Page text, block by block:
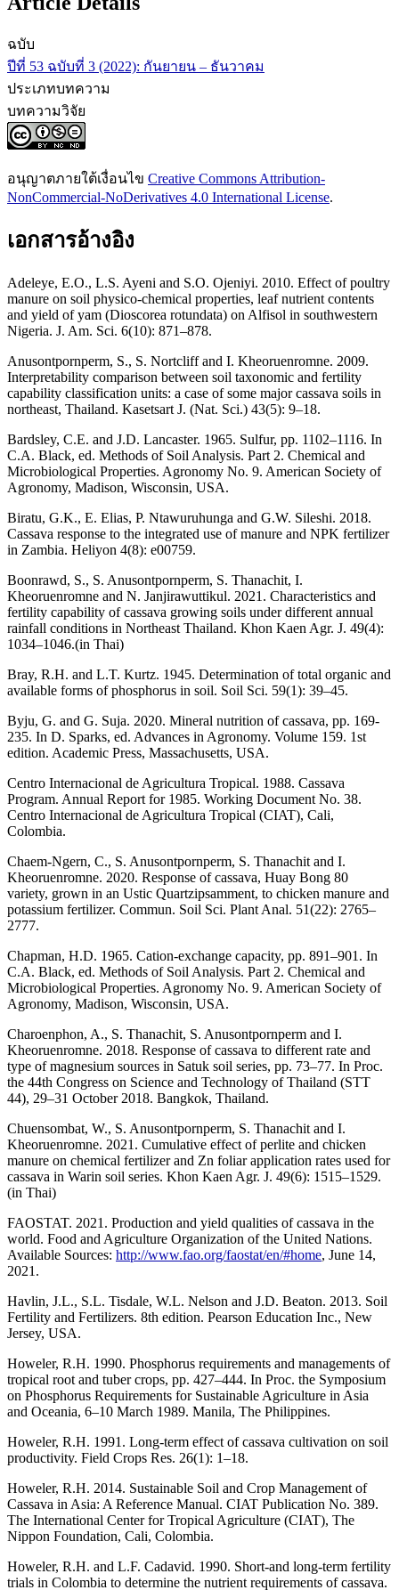
ฉบับ
ปีที่ 53 ฉบับที่ 3 (2022): กันยายน – ธันวาคม
ประเภทบทความ
บทความวิจัย
อนุญาตภายใต้เงื่อนไข Creative Commons Attribution-
NonCommercial-NoDerivatives 4.0 International License.
เอกสารอ้างอิง
Adeleye, E.O., L.S. Ayeni and S.O. Ojeniyi. 2010. Effect of poultry
manure on soil physico-chemical properties, leaf nutrient contents
and yield of yam (Dioscorea rotundata) on Alfisol in southwestern
Nigeria. J. Am. Sci. 6(10): 871–878.
Anusontpornperm, S., S. Nortcliff and I. Kheoruenromne. 2009.
Interpretability comparison between soil taxonomic and fertility
capability classification units: a case of some major cassava soils in
northeast, Thailand. Kasetsart J. (Nat. Sci.) 43(5): 9–18.
Bardsley, C.E. and J.D. Lancaster. 1965. Sulfur, pp. 1102–1116. In
C.A. Black, ed. Methods of Soil Analysis. Part 2. Chemical and
Microbiological Properties. Agronomy No. 9. American Society of
Agronomy, Madison, Wisconsin, USA.
Biratu, G.K., E. Elias, P. Ntawuruhunga and G.W. Sileshi. 2018.
Cassava response to the integrated use of manure and NPK fertilizer
in Zambia. Heliyon 4(8): e00759.
Boonrawd, S., S. Anusontpornperm, S. Thanachit, I.
Kheoruenromne and N. Janjirawuttikul. 2021. Characteristics and
fertility capability of cassava growing soils under different annual
rainfall conditions in Northeast Thailand. Khon Kaen Agr. J. 49(4):
1034–1046.(in Thai)
Bray, R.H. and L.T. Kurtz. 1945. Determination of total organic and
available forms of phosphorus in soil. Soil Sci. 59(1): 39–45.
Byju, G. and G. Suja. 2020. Mineral nutrition of cassava, pp. 169-
235. In D. Sparks, ed. Advances in Agronomy. Volume 159. 1st
edition. Academic Press, Massachusetts, USA.
Centro Internacional de Agricultura Tropical. 1988. Cassava
Program. Annual Report for 1985. Working Document No. 38.
Centro Internacional de Agricultura Tropical (CIAT), Cali,
Colombia.
Chaem-Ngern, C., S. Anusontpornperm, S. Thanachit and I.
Kheoruenromne. 2020. Response of cassava, Huay Bong 80
variety, grown in an Ustic Quartzipsamment, to chicken manure and
potassium fertilizer. Commun. Soil Sci. Plant Anal. 51(22): 2765–
2777.
Chapman, H.D. 1965. Cation-exchange capacity, pp. 891–901. In
C.A. Black, ed. Methods of Soil Analysis. Part 2. Chemical and
Microbiological Properties. Agronomy No. 9. American Society of
Agronomy, Madison, Wisconsin, USA.
Charoenphon, A., S. Thanachit, S. Anusontpornperm and I.
Kheoruenromne. 2018. Response of cassava to different rate and
type of magnesium sources in Satuk soil series, pp. 73–77. In Proc.
the 44th Congress on Science and Technology of Thailand (STT
44), 29–31 October 2018. Bangkok, Thailand.
Chuensombat, W., S. Anusontpornperm, S. Thanachit and I.
Kheoruenromne. 2021. Cumulative effect of perlite and chicken
manure on chemical fertilizer and Zn foliar application rates used for
cassava in Warin soil series. Khon Kaen Agr. J. 49(6): 1515–1529.
(in Thai)
FAOSTAT. 2021. Production and yield qualities of cassava in the
world. Food and Agriculture Organization of the United Nations.
Available Sources: http://www.fao.org/faostat/en/#home, June 14,
2021.
Havlin, J.L., S.L. Tisdale, W.L. Nelson and J.D. Beaton. 2013. Soil
Fertility and Fertilizers. 8th edition. Pearson Education Inc., New
Jersey, USA.
Howeler, R.H. 1990. Phosphorus requirements and managements of
tropical root and tuber crops, pp. 427–444. In Proc. the Symposium
on Phosphorus Requirements for Sustainable Agriculture in Asia
and Oceania, 6–10 March 1989. Manila, The Philippines.
Howeler, R.H. 1991. Long-term effect of cassava cultivation on soil
productivity. Field Crops Res. 26(1): 1–18.
Howeler, R.H. 2014. Sustainable Soil and Crop Management of
Cassava in Asia: A Reference Manual. CIAT Publication No. 389.
The International Center for Tropical Agriculture (CIAT), The
Nippon Foundation, Cali, Colombia.
Howeler, R.H. and L.F. Cadavid. 1990. Short-and long-term fertility
trials in Colombia to determine the nutrient requirements of cassava.